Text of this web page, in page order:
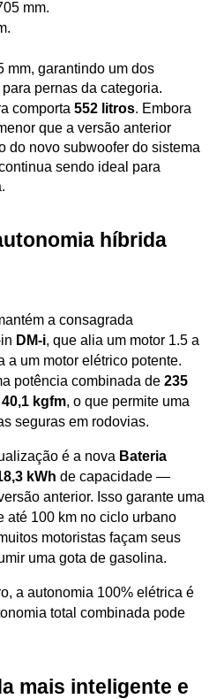
mm.
mm, garantindo um dos
pernas da categoria.
comporta 552 litros. Embora
que a versão anterior
do novo subwoofer do sistema
sendo ideal para
híbrida
a consagrada
DM-i, que alia um motor 1.5 a
a um motor elétrico potente.
potência combinada de 235
40,1 kgfm, o que permite uma
seguras em rodovias.
é a nova Bateria
kWh de capacidade —
anterior. Isso garante uma
até 100 km no ciclo urbano
motoristas façam seus
uma gota de gasolina.
a autonomia 100% elétrica é
total combinada pode
mais inteligente e